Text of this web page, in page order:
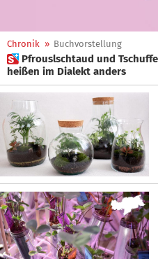
Chronik » Buchvorstellung
 Pfrouslschtaud und Tschufferniggele: Über 500 Pflanzen
heißen im Dialekt anders